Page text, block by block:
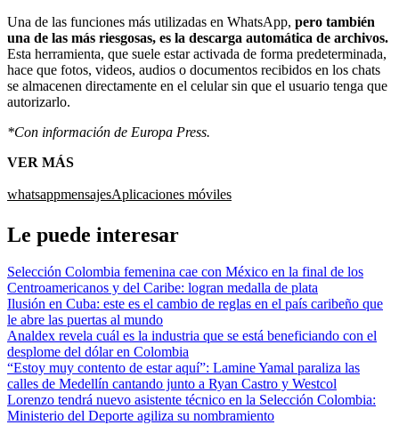
Una de las funciones más utilizadas en WhatsApp, pero también
una de las más riesgosas, es la descarga automática de archivos.
Esta herramienta, que suele estar activada de forma predeterminada,
hace que fotos, videos, audios o documentos recibidos en los chats
se almacenen directamente en el celular sin que el usuario tenga que
autorizarlo.
*Con información de Europa Press.
VER MÁS
whatsappmensajesAplicaciones móviles
Le puede interesar
Selección Colombia femenina cae con México en la final de los
Centroamericanos y del Caribe: logran medalla de plata
Ilusión en Cuba: este es el cambio de reglas en el país caribeño que
le abre las puertas al mundo
Analdex revela cuál es la industria que se está beneficiando con el
desplome del dólar en Colombia
“Estoy muy contento de estar aquí”: Lamine Yamal paraliza las
calles de Medellín cantando junto a Ryan Castro y Westcol
Lorenzo tendrá nuevo asistente técnico en la Selección Colombia:
Ministerio del Deporte agiliza su nombramiento